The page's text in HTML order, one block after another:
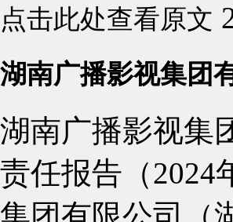
点击此处查看原文
湖南广播影视集团
湖南广播影视集
责任报告（2024